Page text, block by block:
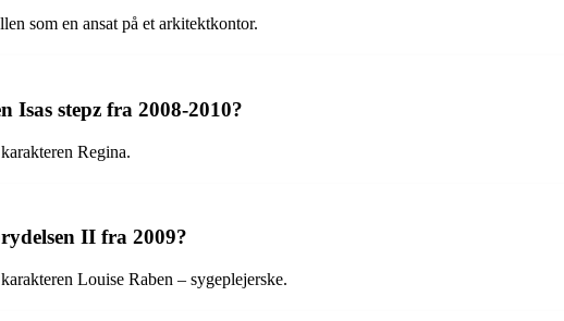
som en ansat på et arkitektkontor.
Isas stepz fra 2008-2010?
Regina.
II fra 2009?
Louise Raben – sygeplejerske.